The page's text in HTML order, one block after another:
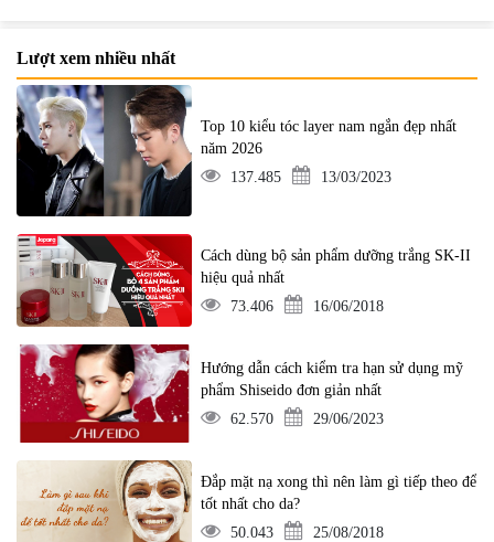
Lượt xem nhiều nhất
Top 10 kiểu tóc layer nam ngắn đẹp nhất
năm 2026
137.485
13/03/2023
Cách dùng bộ sản phẩm dưỡng trắng SK-II
hiệu quả nhất
73.406
16/06/2018
Hướng dẫn cách kiểm tra hạn sử dụng mỹ
phẩm Shiseido đơn giản nhất
62.570
29/06/2023
Đắp mặt nạ xong thì nên làm gì tiếp theo để
tốt nhất cho da?
50.043
25/08/2018